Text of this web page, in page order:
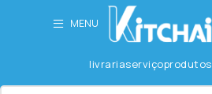
MENU
livrariaserviçoprodutos